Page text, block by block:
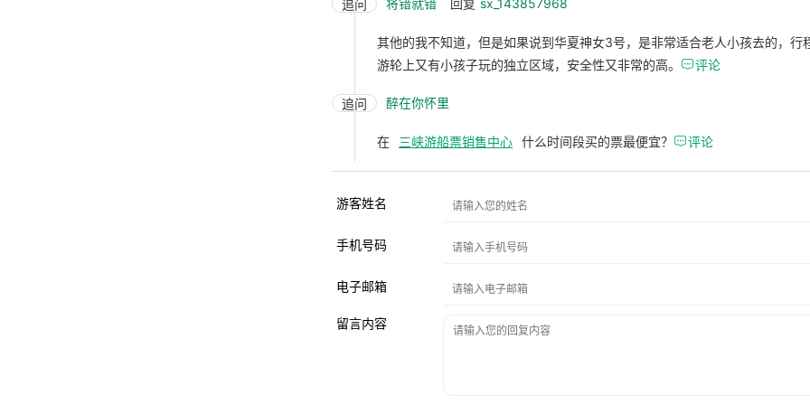
追问
其他的我不知道，但是如果说到华夏神女3号，是非常适合老人小孩去的，行
游轮上又有小孩子玩的独立区域，安全性又非常的高。 评论
追问 醉在你怀里
在 三峡游船票销售中心 什么时间段买的票最便宜？ 评论
游客姓名
手机号码
电子邮箱
留言内容